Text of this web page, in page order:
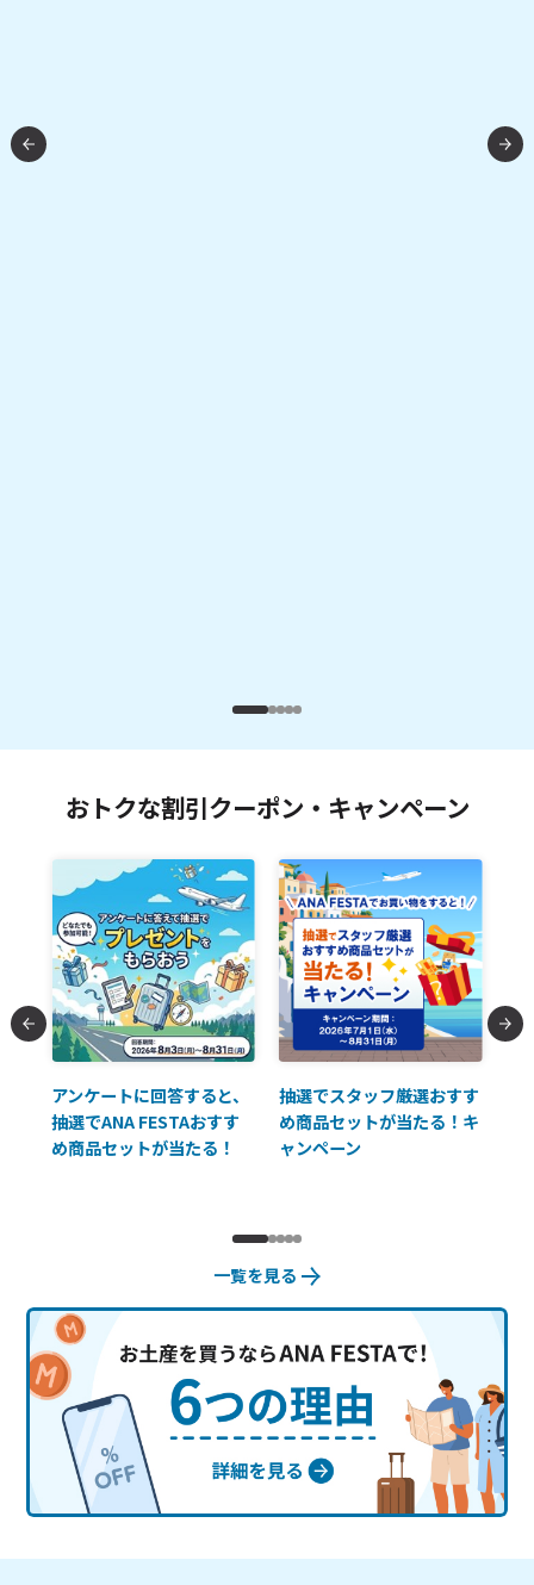
おトクな割引クーポン・キャンペーン
アンケートに回答すると、
抽選でANA FESTAおすす
め商品セットが当たる！
抽選でスタッフ厳選おすす
め商品セットが当たる！キ
ャンペーン
一覧を見る